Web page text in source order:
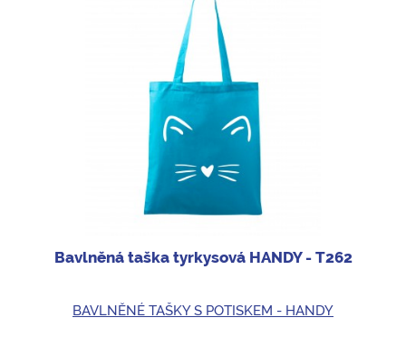
Bavlněná taška tyrkysová HANDY - T262
BAVLNĚNÉ TAŠKY S POTISKEM - HANDY